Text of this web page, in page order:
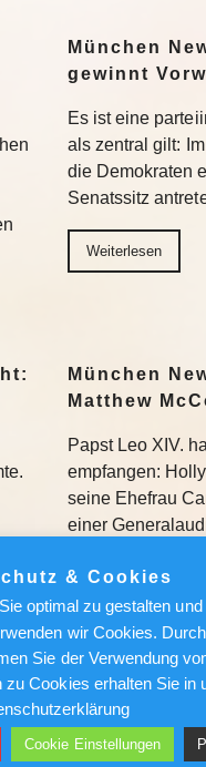
München
gewinnt
Es ist eine
als zentral gilt:
die Demokraten
Senatssitz
Weiterlesen
München
Matthew
Papst Leo XIV.
empfangen:
seine Ehefrau
einer
Weiterlesen
Anwohner in
ihre
Vier Windräder,
und Umgebung
& Cookies
optimal zu gestalten und
wir Cookies.
Sie der Verwendung
zu Cookies erhalten Sie in
Cookie Einstellungen